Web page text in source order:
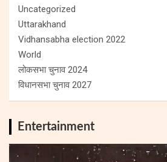
Uncategorized
Uttarakhand
Vidhansabha election 2022
World
लोकसभा चुनाव 2024
विधानसभा चुनाव 2027
Entertainment